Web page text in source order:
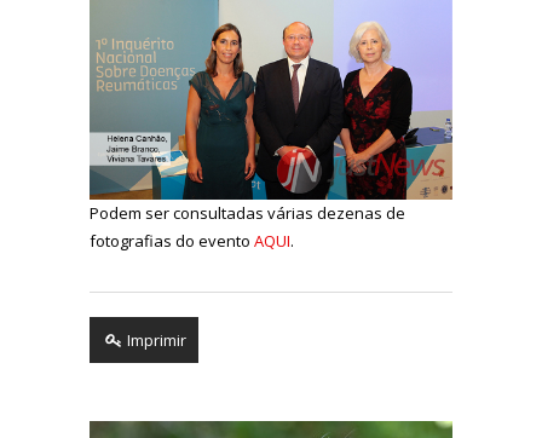
Podem ser consultadas várias dezenas de
fotografias do evento AQUI.
Imprimir